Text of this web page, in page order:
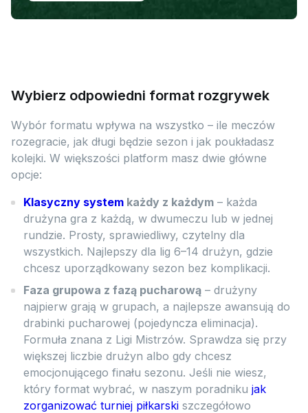
Wybierz odpowiedni format rozgrywek
Wybór formatu wpływa na wszystko – ile meczów
rozegracie, jak długi będzie sezon i jak poukładasz
kolejki. W większości platform masz dwie główne
opcje:
Klasyczny system każdy z każdym – każda
drużyna gra z każdą, w dwumeczu lub w jednej
rundzie. Prosty, sprawiedliwy, czytelny dla
wszystkich. Najlepszy dla lig 6–14 drużyn, gdzie
chcesz uporządkowany sezon bez komplikacji.
Faza grupowa z fazą pucharową – drużyny
najpierw grają w grupach, a najlepsze awansują do
drabinki pucharowej (pojedyncza eliminacja).
Formuła znana z Ligi Mistrzów. Sprawdza się przy
większej liczbie drużyn albo gdy chcesz
emocjonującego finału sezonu. Jeśli nie wiesz,
który format wybrać, w naszym poradniku jak
zorganizować turniej piłkarski szczegółowo